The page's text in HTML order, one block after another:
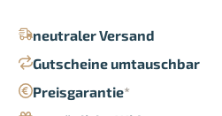
neutraler Versand
Gutscheine umtauschbar
Preisgarantie*